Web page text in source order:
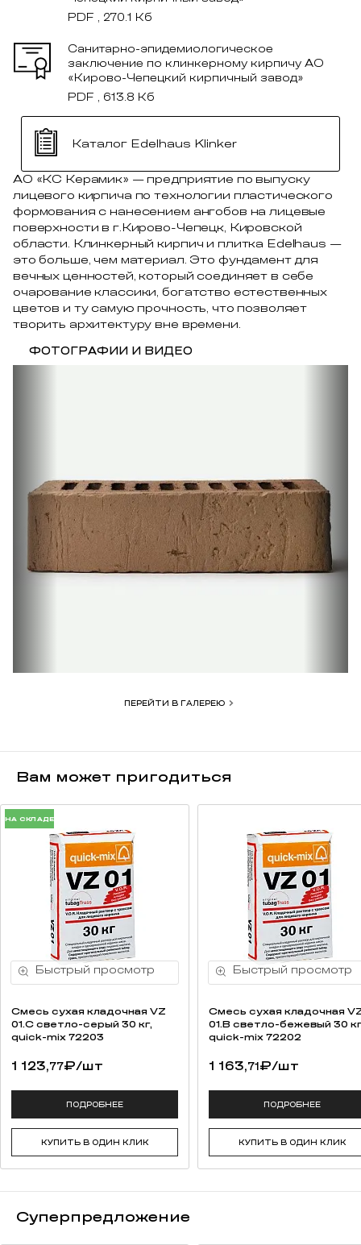
PDF , 270.1 Кб
Санитарно-эпидемиологическое
заключение по клинкерному кирпичу АО
«Кирово-Чепецкий кирпичный завод»
PDF , 613.8 Кб
Каталог Edelhaus Klinker
АО «КС Керамик» — предприятие по выпуску
лицевого кирпича по технологии пластического
формования с нанесением ангобов на лицевые
поверхности в г.Кирово-Чепецк, Кировской
области. Клинкерный кирпич и плитка Edelhaus —
это больше, чем материал. Это фундамент для
вечных ценностей, который соединяет в себе
очарование классики, богатство естественных
цветов и ту самую прочность, что позволяет
творить архитектуру вне времени.
ФОТОГРАФИИ И ВИДЕО
ПЕРЕЙТИ В ГАЛЕРЕЮ
Вам может пригодиться
НА СКЛАДЕ
Смесь cухая кладочная VZ
01.C светло-серый 30 кг,
quick-mix 72203
1 123,77₽/шт
ПОДРОБНЕЕ
КУПИТЬ В ОДИН КЛИК
Смесь cухая кладочная
01.B светло-бежевый 30
quick-mix 72202
1 163,71₽/шт
ПОДРОБНЕЕ
КУПИТЬ В ОДИН КЛИК
Суперпредложение